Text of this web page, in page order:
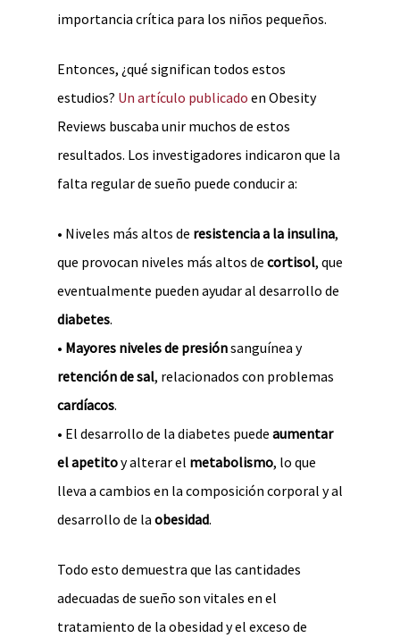
importancia crítica para los niños pequeños.
Entonces, ¿qué significan todos estos
estudios? Un artículo publicado en Obesity
Reviews buscaba unir muchos de estos
resultados. Los investigadores indicaron que la
falta regular de sueño puede conducir a:
• Niveles más altos de resistencia a la insulina,
que provocan niveles más altos de cortisol, que
eventualmente pueden ayudar al desarrollo de
diabetes.
• Mayores niveles de presiónsanguínea y
retención de sal, relacionados con problemas
cardíacos.
• El desarrollo de la diabetes puede aumentar
el apetitoy alterar el metabolismo, lo que
lleva a cambios en la composición corporal y al
desarrollo de la obesidad.
Todo esto demuestra que las cantidades
adecuadas de sueño son vitales en el
tratamiento de la obesidad y el exceso de